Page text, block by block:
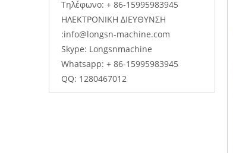
Τηλέφωνο: + 86-15995983945
ΗΛΕΚΤΡΟΝΙΚΗ ΔΙΕΥΘΥΝΣΗ
:info@longsn-machine.com
Skype: Longsnmachine
Whatsapp: + 86-15995983945
QQ: 1280467012